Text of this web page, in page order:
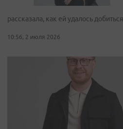
рассказала, как ей удалось
10:56, 2 июля 2026